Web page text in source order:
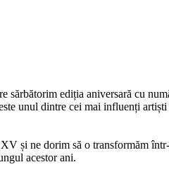
sărbătorim ediția aniversară cu
unul dintre cei mai influenți artiști
și ne dorim să o transformăm
acestor ani.